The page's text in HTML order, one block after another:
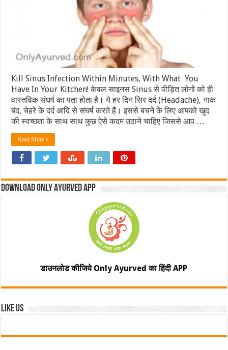
Kill Sinus Infection Within Minutes, With What You
Have In Your Kitchen! केवल साइनस Sinus से पीड़ित लोगों को ही
वास्तविक संघर्ष का पता होता है। ये हर दिन सिर दर्द (Headache), नाक
बंद, चेहरे के दर्द आदि से संघर्ष करते हैं। इससे बचने के लिए आपको खुद
की स्वच्छता के साथ साथ कुछ ऐसे कदम उठाने चाहिए जिससे आप …
Read More »
Download Only Ayurved App
डाउनलोड कीजिये Only Ayurved का हिंदी APP
Like Us